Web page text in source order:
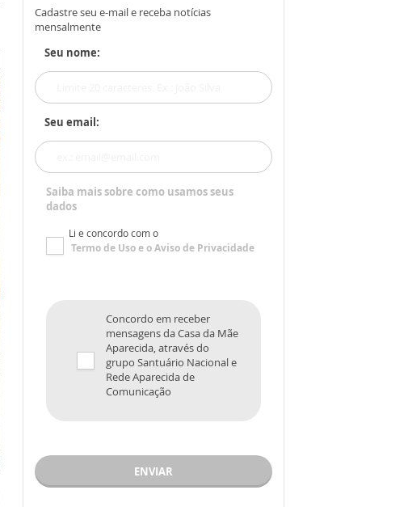
Cadastre seu e-mail e receba notícias
mensalmente
Seu nome:
Seu email:
Saiba mais sobre como usamos seus
dados
Li e concordo com o
Termo de Usoe oAviso de Privacidade
Concordo em receber
mensagens da Casa da Mãe
Aparecida, através do
grupo Santuário Nacional e
Rede Aparecida de
Comunicação
ENVIAR